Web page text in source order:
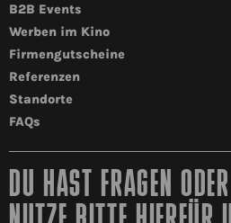
B2B Events
Werben im Kino
Firmengutscheine
Referenzen
Standorte
FAQs
DU HAST FRAGEN